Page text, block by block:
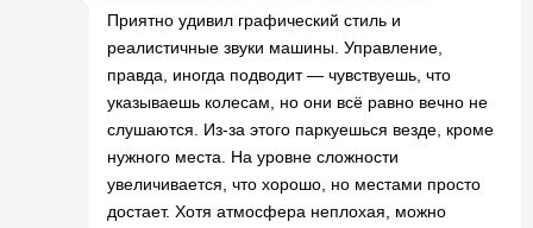
Приятно удивил графический стиль и
реалистичные звуки машины. Управление,
правда, иногда подводит — чувствуешь, что
указываешь колесам, но они всё равно вечно не
слушаются. Из-за этого паркуешься везде, кроме
нужного места. На уровне сложности
увеличивается, что хорошо, но местами просто
достает. Хотя атмосфера неплохая, можно